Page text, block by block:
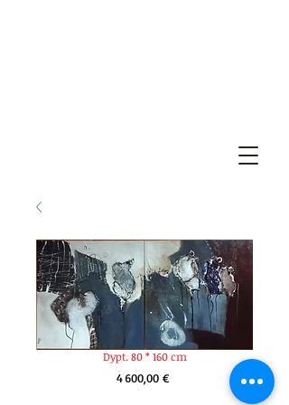
Dypt. 80 * 160 cm
4 600,00 €Prix